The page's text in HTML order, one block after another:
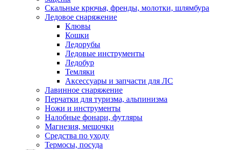
Скальные крючья, френды, молотки, шлямбура
Ледовое снаряжение
Клювы
Кошки
Ледорубы
Ледовые инструменты
Ледобур
Темляки
Аксессуары и запчасти для ЛС
Лавинное снаряжение
Перчатки для туризма, альпинизма
Ножи и инструменты
Налобные фонари, футляры
Магнезия, мешочки
Средства по уходу
Термосы, посуда